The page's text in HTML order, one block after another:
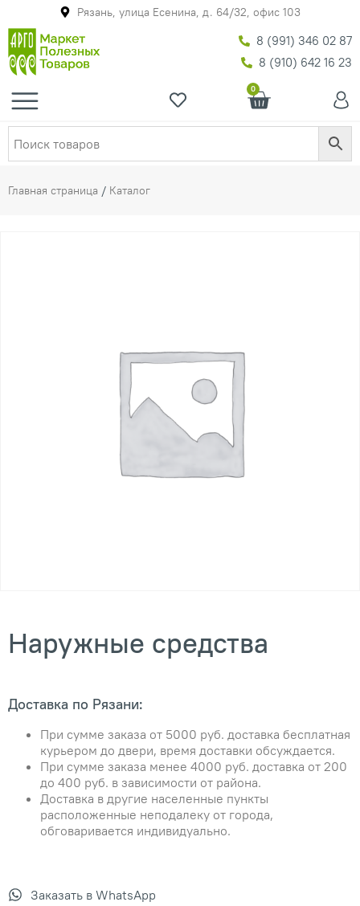
Рязань, улица Есенина, д. 64/32, офис 103
8 (991) 346 02 87
8 (910) 642 16 23
0
Главная страница / Каталог
Наружные средства
Доставка по Рязани:
При сумме заказа от 5000 руб. доставка бесплатная
курьером до двери, время доставки обсуждается.
При сумме заказа менее 4000 руб. доставка от 200
до 400 руб. в зависимости от района.
Доставка в другие населенные пункты
расположенные неподалеку от города,
обговаривается индивидуально.
Заказать в WhatsApp